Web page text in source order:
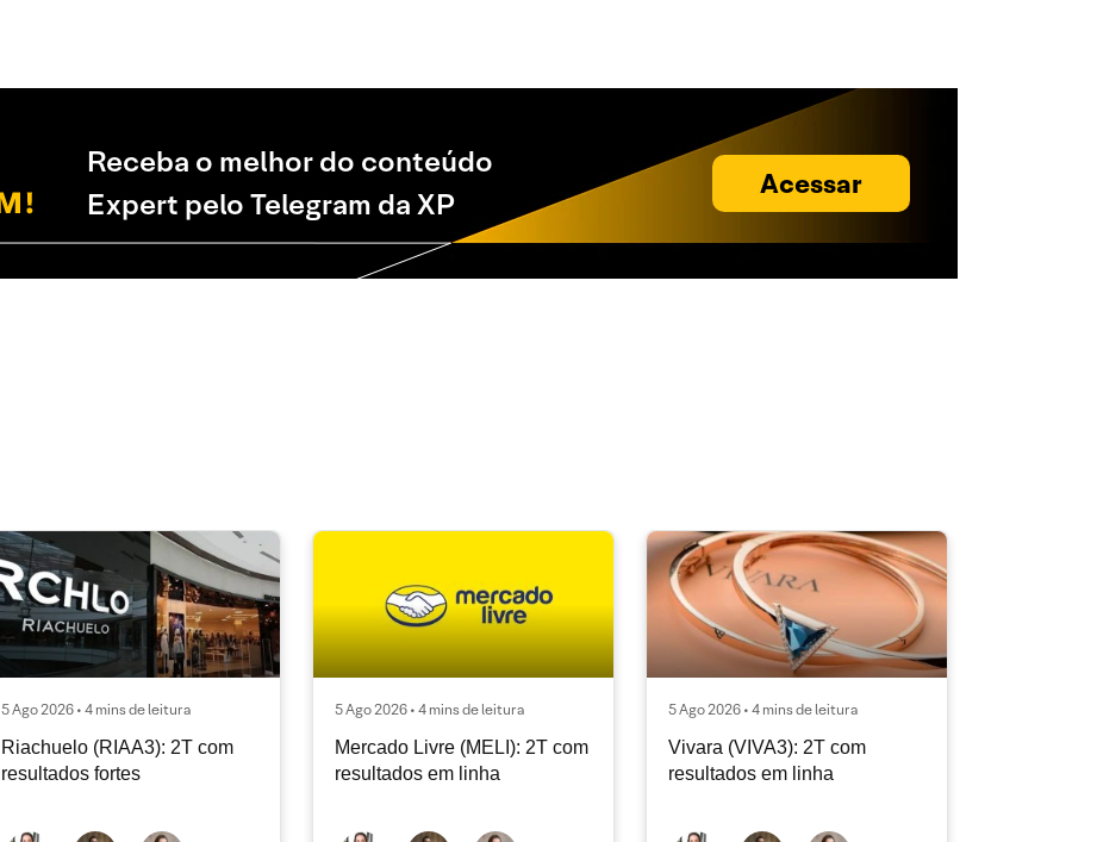
Receba o melhor do conteúdo
Expert pelo Telegram da XP
Acessar
5 Ago 2026 • 4 mins de leitura
Riachuelo (RIAA3): 2T com
resultados fortes
5 Ago 2026 • 4 mins de leitura
Mercado Livre (MELI): 2T com
resultados em linha
5 Ago 2026 • 4 mins de leitura
Vivara (VIVA3): 2T com
resultados em linha